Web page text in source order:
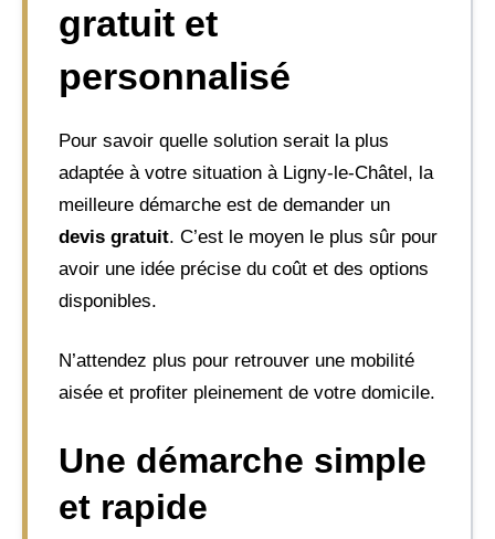
gratuit et
personnalisé
Pour savoir quelle solution serait la plus
adaptée à votre situation à Ligny-le-Châtel, la
meilleure démarche est de demander un
devis gratuit. C’est le moyen le plus sûr pour
avoir une idée précise du coût et des options
disponibles.
N’attendez plus pour retrouver une mobilité
aisée et profiter pleinement de votre domicile.
Une démarche simple
et rapide